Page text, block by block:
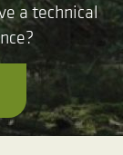
a technical